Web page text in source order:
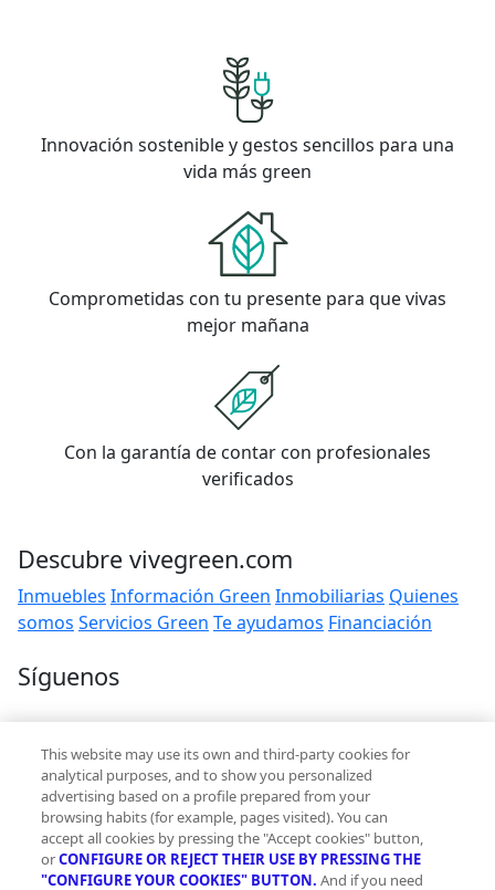
Innovación sostenible y gestos sencillos para una
vida más green
Comprometidas con tu presente para que vivas
mejor mañana
Con la garantía de contar con profesionales
verificados
Descubre vivegreen.com
Inmuebles Información Green Inmobiliarias Quienes
somos Servicios Green Te ayudamos Financiación
Síguenos
Contacto
hola@vivegreen.com
This website may use its own and third-party cookies for
analytical purposes, and to show you personalized
advertising based on a profile prepared from your
browsing habits (for example, pages visited). You can
accept all cookies by pressing the "Accept cookies" button,
orCONFIGURE OR REJECT THEIR USE BY PRESSING THE
"CONFIGURE YOUR COOKIES" BUTTON. And if you need